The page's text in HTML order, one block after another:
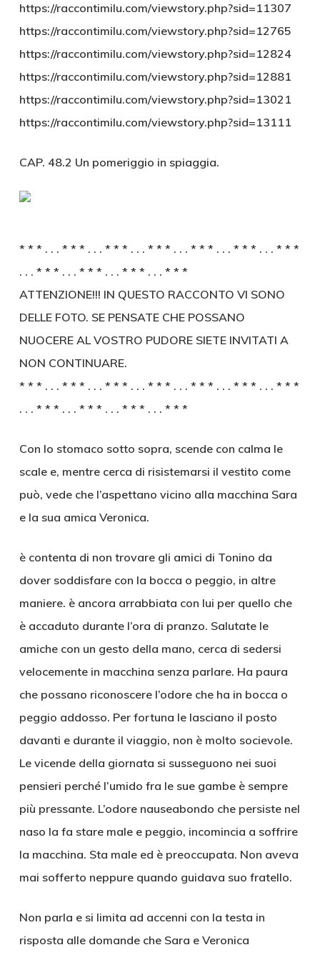
https://raccontimilu.com/viewstory.php?sid=11307
https://raccontimilu.com/viewstory.php?sid=12765
https://raccontimilu.com/viewstory.php?sid=12824
https://raccontimilu.com/viewstory.php?sid=12881
https://raccontimilu.com/viewstory.php?sid=13021
https://raccontimilu.com/viewstory.php?sid=13111
CAP. 48.2 Un pomeriggio in spiaggia.
* * * . . . * * * . . . * * * . . . * * * . . . * * * . . . * * * . . . * * *
. . . * * * . . . * * * . . . * * * . . . * * *
ATTENZIONE!!! IN QUESTO RACCONTO VI SONO
DELLE FOTO. SE PENSATE CHE POSSANO
NUOCERE AL VOSTRO PUDORE SIETE INVITATI A
NON CONTINUARE.
* * * . . . * * * . . . * * * . . . * * * . . . * * * . . . * * * . . . * * *
. . . * * * . . . * * * . . . * * * . . . * * *
Con lo stomaco sotto sopra, scende con calma le
scale e, mentre cerca di risistemarsi il vestito come
può, vede che l’aspettano vicino alla macchina Sara
e la sua amica Veronica.
è contenta di non trovare gli amici di Tonino da
dover soddisfare con la bocca o peggio, in altre
maniere. è ancora arrabbiata con lui per quello che
è accaduto durante l’ora di pranzo. Salutate le
amiche con un gesto della mano, cerca di sedersi
velocemente in macchina senza parlare. Ha paura
che possano riconoscere l’odore che ha in bocca o
peggio addosso. Per fortuna le lasciano il posto
davanti e durante il viaggio, non è molto socievole.
Le vicende della giornata si susseguono nei suoi
pensieri perché l’umido fra le sue gambe è sempre
più pressante. L’odore nauseabondo che persiste nel
naso la fa stare male e peggio, incomincia a soffrire
la macchina. Sta male ed è preoccupata. Non aveva
mai sofferto neppure quando guidava suo fratello.
Non parla e si limita ad accenni con la testa in
risposta alle domande che Sara e Veronica